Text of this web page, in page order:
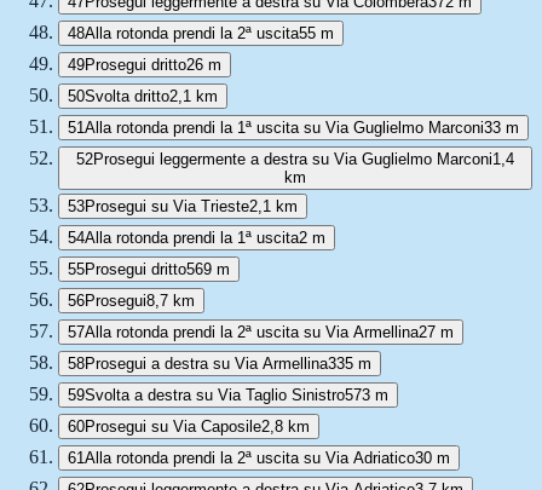
48Alla rotonda prendi la 2ª uscita55 m
49Prosegui dritto26 m
50Svolta dritto2,1 km
51Alla rotonda prendi la 1ª uscita su Via Guglielmo Marconi33 m
52Prosegui leggermente a destra su Via Guglielmo Marconi1,4
km
53Prosegui su Via Trieste2,1 km
54Alla rotonda prendi la 1ª uscita2 m
55Prosegui dritto569 m
56Prosegui8,7 km
57Alla rotonda prendi la 2ª uscita su Via Armellina27 m
58Prosegui a destra su Via Armellina335 m
59Svolta a destra su Via Taglio Sinistro573 m
60Prosegui su Via Caposile2,8 km
61Alla rotonda prendi la 2ª uscita su Via Adriatico30 m